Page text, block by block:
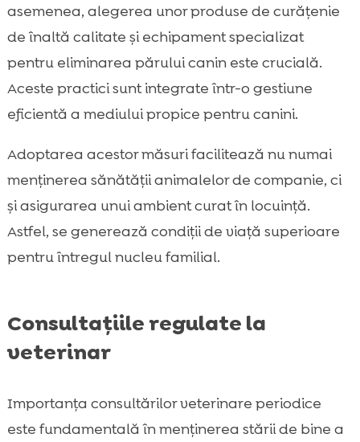
asemenea, alegerea unor produse de curățenie
de înaltă calitate și echipament specializat
pentru eliminarea părului canin este crucială.
Aceste practici sunt integrate într-o gestiune
eficientă a mediului propice pentru canini.
Adoptarea acestor măsuri facilitează nu numai
menținerea sănătății animalelor de companie, ci
și asigurarea unui ambient curat în locuință.
Astfel, se generează condiții de viață superioare
pentru întregul nucleu familial.
Consultațiile regulate la
veterinar
Importanța consultărilor veterinare periodice
este fundamentală în menținerea stării de bine a